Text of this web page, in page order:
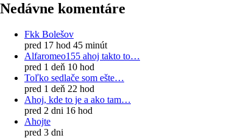
Nedávne komentáre
Fkk Bolešov
pred 17 hod 45 minút
Alfaromeo155 ahoj takto to…
pred 1 deň 10 hod
Toľko sedlače som ešte…
pred 1 deň 22 hod
Ahoj, kde to je a ako tam…
pred 2 dni 16 hod
Ahojte
pred 3 dni